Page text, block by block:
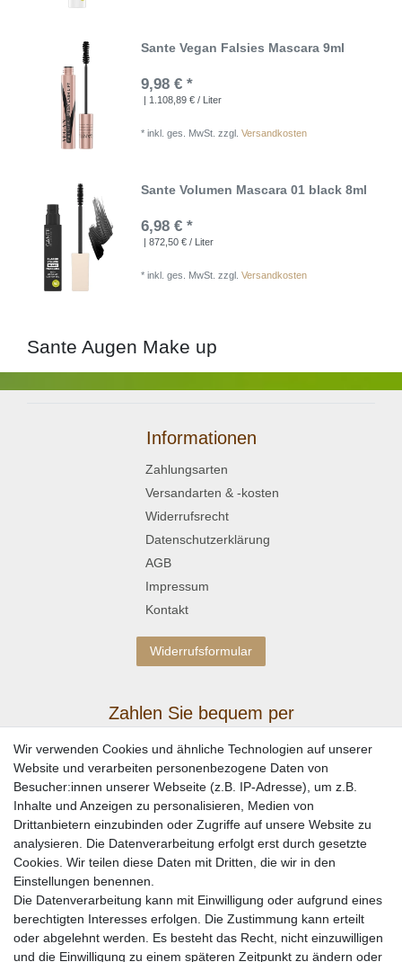
Sante Vegan Falsies Mascara 9ml
9,98 € *
| 1.108,89 € / Liter
*inkl. ges. MwSt. zzgl.Versandkosten
Sante Volumen Mascara 01 black 8ml
6,98 € *
| 872,50 € / Liter
*inkl. ges. MwSt. zzgl.Versandkosten
Sante Augen Make up
Informationen
Zahlungsarten
Versandarten & -kosten
Widerrufsrecht
Datenschutzerklärung
AGB
Impressum
Kontakt
Widerrufsformular
Zahlen Sie bequem per
Wir versenden mit
Wir verwenden Cookies und ähnliche Technologien auf unserer
Website und verarbeiten personenbezogene Daten von
Besucher:innen unserer Webseite (z.B. IP-Adresse), um z.B.
Inhalte und Anzeigen zu personalisieren, Medien von
Drittanbietern einzubinden oder Zugriffe auf unsere Website zu
analysieren. Die Datenverarbeitung erfolgt erst durch gesetzte
Cookies. Wir teilen diese Daten mit Dritten, die wir in den
Einstellungen benennen.
Die Datenverarbeitung kann mit Einwilligung oder aufgrund eines
berechtigten Interesses erfolgen. Die Zustimmung kann erteilt
oder abgelehnt werden. Es besteht das Recht, nicht einzuwilligen
und die Einwilligung zu einem späteren Zeitpunkt zu ändern oder